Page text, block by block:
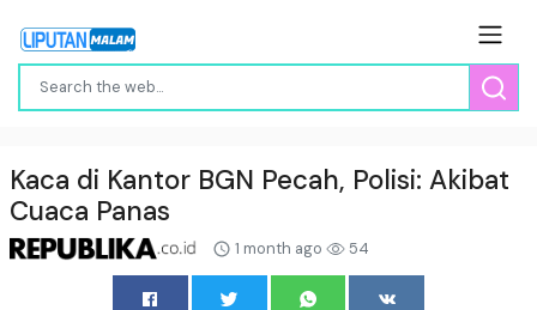
Kaca di Kantor BGN Pecah, Polisi: Akibat
Cuaca Panas
1 month ago 54